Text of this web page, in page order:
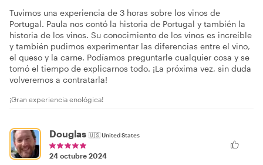
Tuvimos una experiencia de 3 horas sobre los vinos de
Portugal. Paula nos contó la historia de Portugal y también la
historia de los vinos. Su conocimiento de los vinos es increíble
y también pudimos experimentar las diferencias entre el vino,
el queso y la carne. Podíamos preguntarle cualquier cosa y se
tomó el tiempo de explicarnos todo. ¡La próxima vez, sin duda
volveremos a contratarla!
¡Gran experiencia enológica!
Douglas 🇺🇸United States
24 octubre 2024